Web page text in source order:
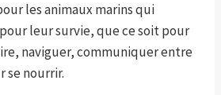
les animaux marins qui
leur survie, que ce soit pour
naviguer, communiquer entre
se nourrir.